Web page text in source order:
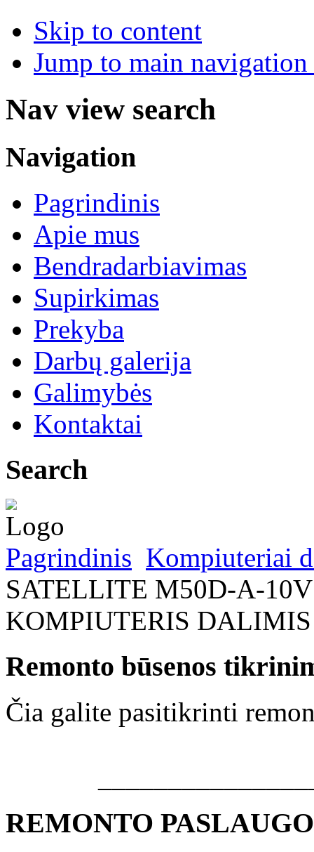
Skip to content
Jump to main
Nav view search
Navigation
Pagrindinis
Apie mus
Bendradarbiavimas
Supirkimas
Prekyba
Darbų galerija
Galimybės
Kontaktai
Search
Pagrindinis Kompiuteriai
SATELLITE M50D-A-
KOMPIUTERIS DALIMIS
Remonto būsenos
Čia galite pasitikrinti
REMONTO